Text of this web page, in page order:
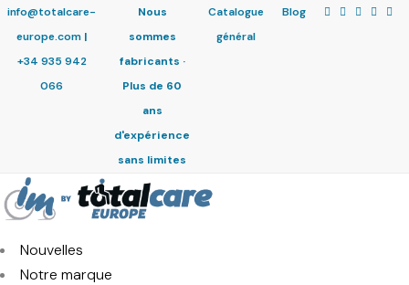
info@totalcare-
europe.com|
+34 935 942
066
Nous
sommes
fabricants ·
Plus de 60
ans
d'expérience
sans limites
Catalogue
général
Blog
Nouvelles
Notre marque